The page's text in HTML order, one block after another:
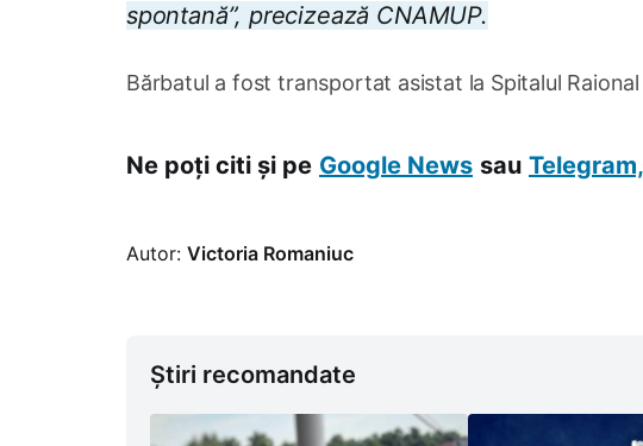
spontană”, precizează CNAMUP.
Bărbatul a fost transportat asistat la Spitalul
Ne poți citi și pe Google News sau Telegram,
Autor: Victoria Romaniuc
Știri recomandate